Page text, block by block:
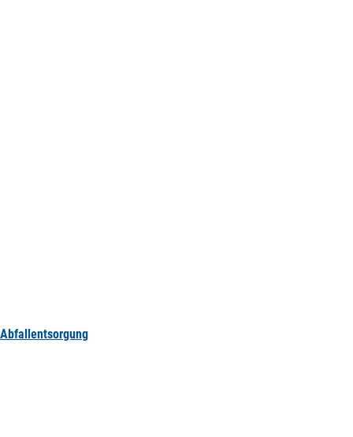
Abfallentsorgung